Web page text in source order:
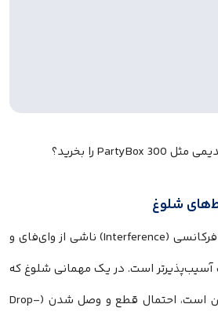
شلوغ
بلوتوث 4.2 در برابر تداخل فرکانسی (Interference) ناشی از وای‌فای و
است. در یک مهمانی شلوغ که
ده‌ها گوشی موبایل روشن است، احتمال قطع و وصل شدن (Drop-